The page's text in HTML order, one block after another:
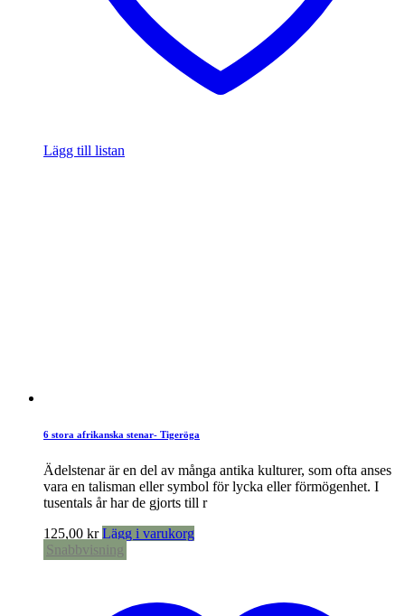
Lägg till listan
6 stora afrikanska stenar- Tigeröga
Ädelstenar är en del av många antika kulturer, som ofta anses
vara en talisman eller symbol för lycka eller förmögenhet. I
tusentals år har de gjorts till r
125,00 kr Lägg i varukorg
Snabbvisning